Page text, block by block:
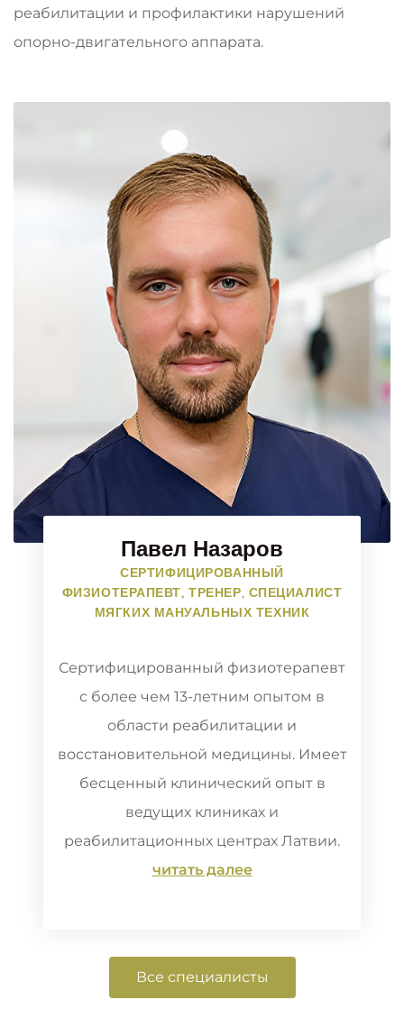
реабилитации и профилактики нарушений
опорно-двигательного аппарата.
Павел Назаров
СЕРТИФИЦИРОВАННЫЙ
ФИЗИОТЕРАПЕВТ, ТРЕНЕР, СПЕЦИАЛИСТ
МЯГКИХ МАНУАЛЬНЫХ ТЕХНИК
Сертифицированный физиотерапевт
с более чем 13-летним опытом в
области реабилитации и
восстановительной медицины. Имеет
бесценный клинический опыт в
ведущих клиниках и
реабилитационных центрах Латвии.
читать далее
Все специалисты